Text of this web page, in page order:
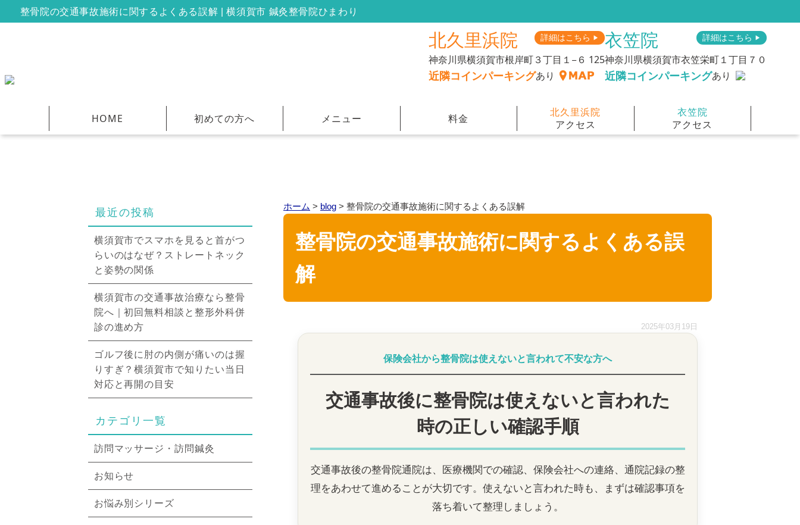
整骨院の交通事故施術に関するよくある誤解 | 横須賀市 鍼灸整骨院ひまわり
北久里浜院 詳細はこちら ▶︎
神奈川県横須賀市根岸町３丁目１−６ 125
近隣コインパーキングあり
衣笠院 詳細はこちら ▶︎
神奈川県横須賀市衣笠栄町１丁目７０
近隣コインパーキングあり
HOME 初めての方へ メニュー 料金
北久里浜院
アクセス
衣笠院
アクセス
ホーム > blog > 整骨院の交通事故施術に関するよくある誤解
整骨院の交通事故施術に関するよくある誤
解
2025年03月19日
保険会社から整骨院は使えないと言われて不安な方へ
交通事故後に整骨院は使えないと言われた
時の正しい確認手順
交通事故後の整骨院通院は、医療機関での確認、保険会社への連絡、通院記録の整
理をあわせて進めることが大切です。使えないと言われた時も、まずは確認事項を
落ち着いて整理しましょう。
最近の投稿
横須賀市でスマホを見ると首がつ
らいのはなぜ？ストレートネック
と姿勢の関係
横須賀市の交通事故治療なら整骨
院へ｜初回無料相談と整形外科併
診の進め方
ゴルフ後に肘の内側が痛いのは握
りすぎ？横須賀市で知りたい当日
対応と再開の目安
カテゴリ一覧
訪問マッサージ・訪問鍼灸
お知らせ
お悩み別シリーズ